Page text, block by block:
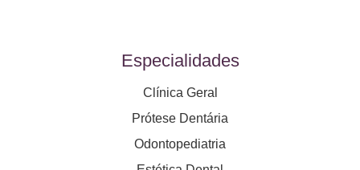
Especialidades
Clínica Geral
Prótese Dentária
Odontopediatria